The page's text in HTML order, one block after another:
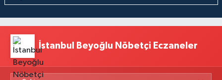
İstanbul Beyoğlu Nöbetçi Eczaneler